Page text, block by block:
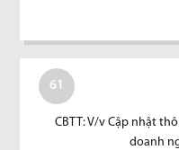
61
CBTT: V/v Cập nhật
doanh